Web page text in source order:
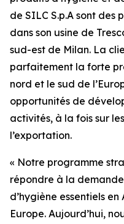
de SILC S.p.A sont
dans son usine de
sud-est de Milan. La
parfaitement la forte
nord et le sud de
opportunités de
activités, à la fois sur
l’exportation.
« Notre programme
répondre à la
d’hygiène essentiels
Europe. Aujourd’hui,